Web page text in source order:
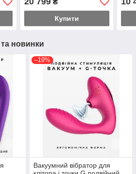
Купити
та новинки
–19%
Вакуумний вібратор для